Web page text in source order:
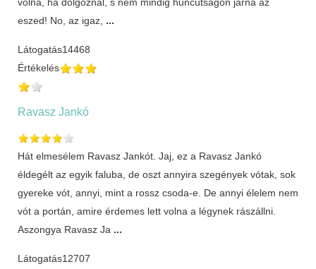
eszed! No, az igaz, ...
Látogatás14468
Értékelés
Ravasz Jankó
Hát elmesélem Ravasz Jankót. Jaj, ez a Ravasz Jankó
éldegélt az egyik faluba, de oszt annyira szegények vótak, sok
gyereke vót, annyi, mint a rossz csoda-e. De annyi élelem nem
vót a portán, amire érdemes lett volna a légynek rászállni.
Aszongya Ravasz Ja ...
Látogatás12707